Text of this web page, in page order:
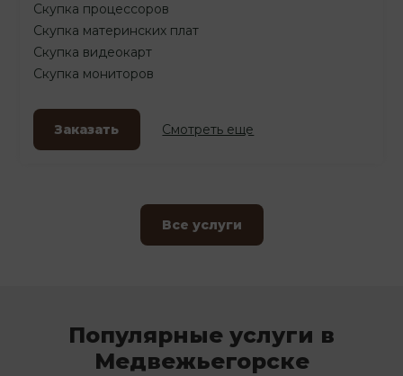
Скупка процессоров
Скупка материнских плат
Скупка видеокарт
Скупка мониторов
Заказать Смотреть еще
Все услуги
Популярные услуги в
Медвежьегорске